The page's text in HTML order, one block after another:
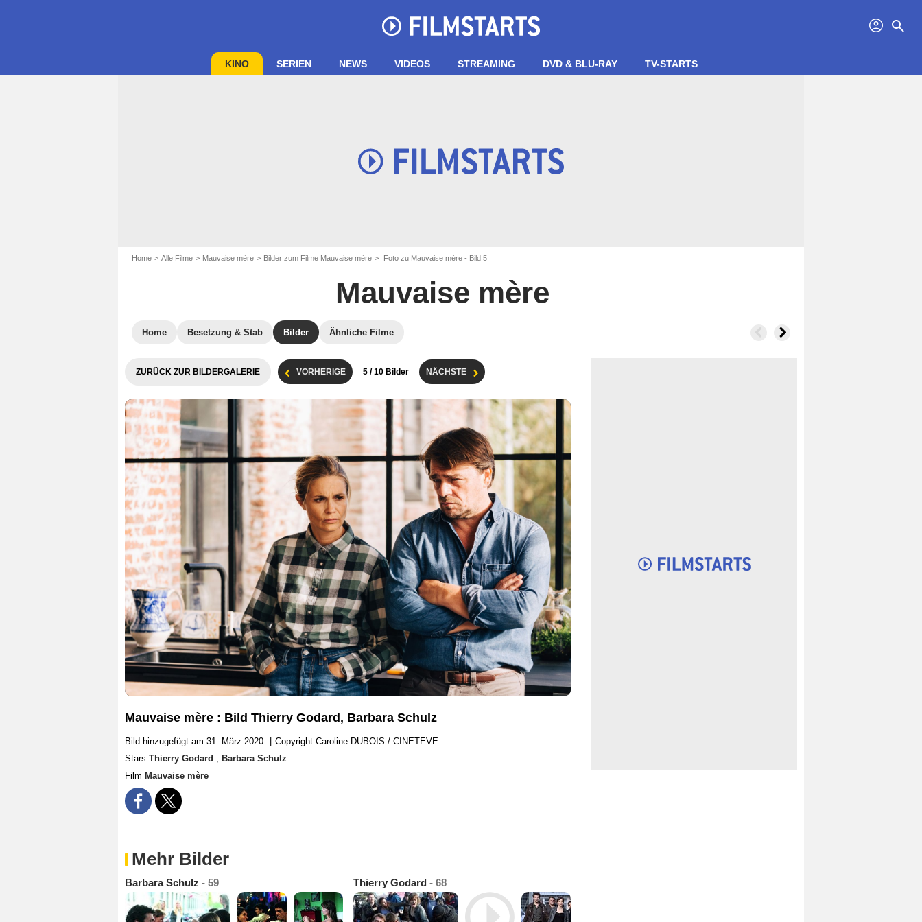
profil search
KINO SERIEN NEWS VIDEOS STREAMING DVD & BLU-RAY TV-STARTS
Home Alle Filme Mauvaise mère Bilder zum Filme Mauvaise mère Foto zu Mauvaise mère - Bild 5
Mauvaise mère
Home Besetzung & Stab Bilder Ähnliche Filme
ZURÜCK ZUR BILDERGALERIE VORHERIGE 5 / 10 Bilder NÄCHSTE
Mauvaise mère : Bild Thierry Godard, Barbara Schulz
Bild hinzugefügt am 31. März 2020
Copyright Caroline DUBOIS / CINETEVE
Stars Thierry Godard , Barbara Schulz
Film Mauvaise mère
Mehr Bilder
Barbara Schulz - 59 Thierry Godard - 68